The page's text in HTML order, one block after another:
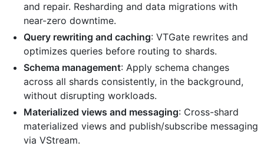
and repair. Resharding and data migrations with
near-zero downtime.
Query rewriting and caching: VTGate rewrites and
optimizes queries before routing to shards.
Schema management: Apply schema changes
across all shards consistently, in the background,
without disrupting workloads.
Materialized views and messaging: Cross-shard
materialized views and publish/subscribe messaging
via VStream.